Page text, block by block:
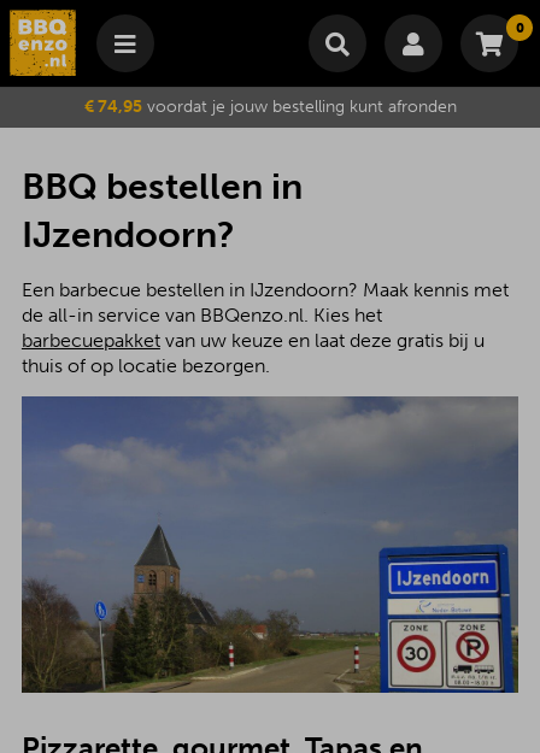
0
Winkelmand
Je winkelwagen is momenteel leeg.
Subtotaal €
Wijzig winkelmand
€ 74,95voordat je jouw bestelling kunt afronden
BBQ bestellen in
IJzendoorn?
Een barbecue bestellen in IJzendoorn? Maak kennis met
de all-in service van BBQenzo.nl. Kies het
barbecuepakketvan uw keuze en laat deze gratis bij u
thuis of op locatie bezorgen.